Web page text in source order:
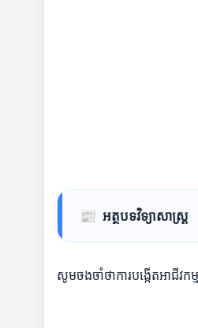
📰 អត្ថបទវិទ្យាសាស្រ្ត
សូមចងចាំថាការបង្កើតអាជីវ